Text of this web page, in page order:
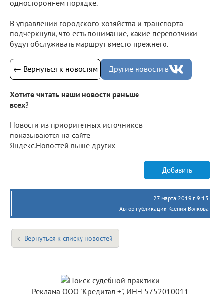
одностороннем порядке.
В управлении городского хозяйства и транспорта
подчеркнули, что есть понимание, какие перевозчики
будут обслуживать маршрут вместо прежнего.
← Вернуться к новостям Другие новости в
Хотите читать наши новости раньше
всех?
Новости из приоритетных источников
показываются на сайте
Яндекс.Новостей выше других
Добавить
27 марта 2019 г. 9:15
Автор публикации Ксения Волкова
Вернуться к списку новостей
Реклама ООО "Кредитал +", ИНН 5752010011